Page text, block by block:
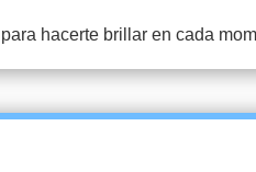
hacerte brillar en cada